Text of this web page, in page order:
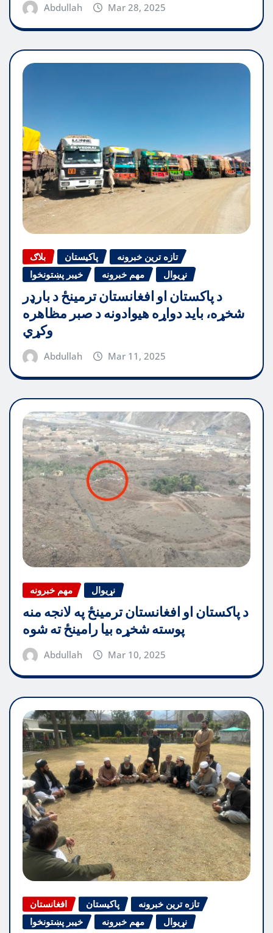
Abdullah Mar 28, 2025
بلاګ پاکیستان
تازه ترین خبرونه
خیبر پښتونخوا
مهم خبرونه نړیوال
د پاکستان او افغانستان ترمینځ د بارډر
شخړه، باید دواړه هیوادونه د صبر مظاهره
وکړي
Abdullah Mar 11, 2025
مهم خبرونه نړیوال
د پاکستان او افغانستان ترمینځ په لانجه منه
پوسته شخړه بیا رامینځ ته شوه
Abdullah Mar 10, 2025
افغانستان پاکیستان
تازه ترین خبرونه
خیبر پښتونخوا
مهم خبرونه نړیوال